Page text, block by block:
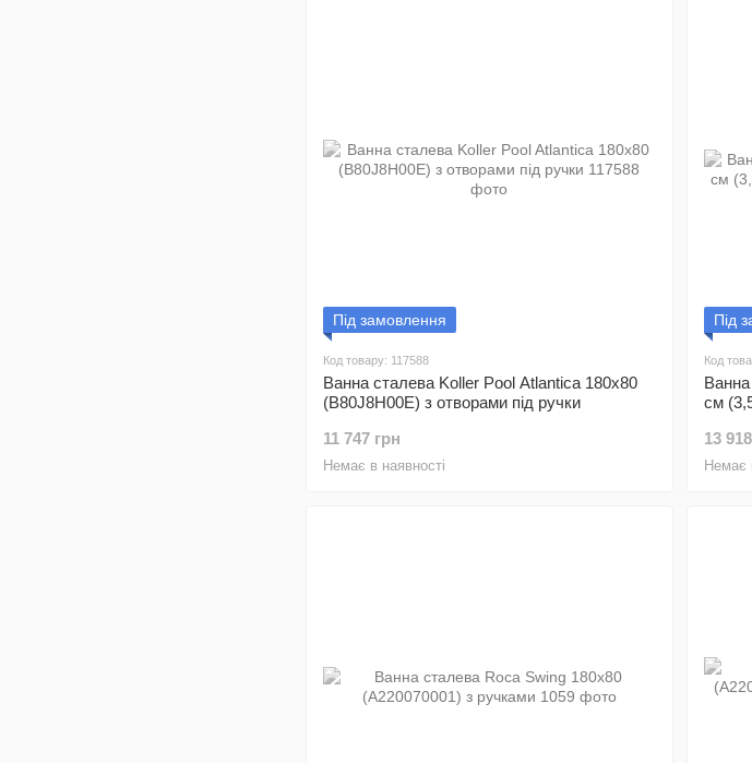
Під замовлення
Код товару: 117588
Ванна сталева Koller Pool Atlantica 180x80
(B80J8H00E) з отворами під ручки
11 747 грн
Немає в наявності
Під
Код
см
13
Немає